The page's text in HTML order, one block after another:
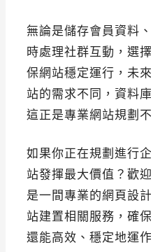
無論是儲存會員資料
時處理社群互動，選
保網站穩定運行，未
站的需求不同，資料
這正是專業網站規劃
如果你正在規劃進行
站發揮最大價值？歡
是一間專業的網頁設
站建置相關服務，確
還能高效、穩定地運